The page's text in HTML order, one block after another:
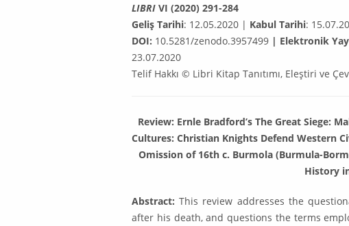
LIBRI VI (2020) 291-284
Geliş Tarihi: 12.05.2020 | Kabul Tarihi:
DOI: 10.5281/zenodo.3957499 | Elektronik
23.07.2020
Telif Hakkı © Libri Kitap Tanıtımı, Eleştiri ve
Review: Ernle Bradford’s The Great Siege:
Cultures: Christian Knights Defend Western
Omission of 16th c. Burmola (Burmula-
History
Abstract: This review addresses the
after his death, and questions the terms